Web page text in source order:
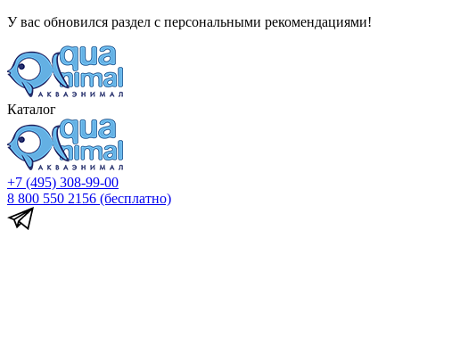
У вас обновился раздел с персональными рекомендациями!
Каталог
+7 (495) 308-99-00
8 800 550 2156 (бесплатно)